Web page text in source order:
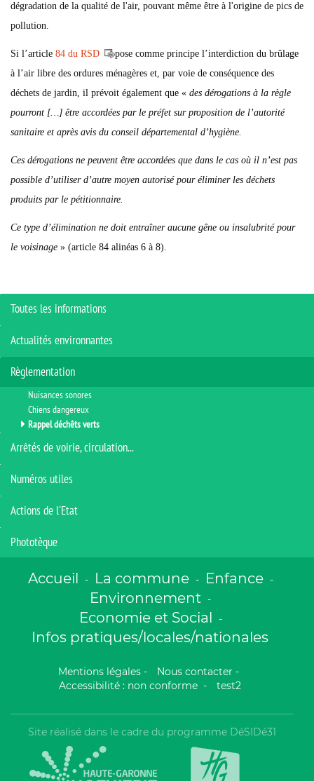
dégradation de la qualité de l'air, pouvant même être à l'origine de pics de
pollution.
Si l’article 84 du RSD
pose comme principe l’interdiction du brûlage
à l’air libre des ordures ménagères et, par voie de conséquence des
déchets de jardin, il prévoit également que « des dérogations à la règle
pourront […] être accordées par le préfet sur proposition de l’autorité
sanitaire et après avis du conseil départemental d’hygiène.
Ces dérogations ne peuvent être accordées que dans le cas où il n’est pas
possible d’utiliser d’autre moyen autorisé pour éliminer les déchets
produits par le pétitionnaire.
Ce type d’élimination ne doit entraîner aucune gêne ou insalubrité pour
le voisinage » (article 84 alinéas 6 à 8).
Toutes les informations
Actualités environnantes
Règlementation
Nuisances sonores
Chiens dangereux
Rappel déchêts verts
Arrêtés de voirie, circulation...
Numéros utiles
Actions de l'Etat
Phototèque
Accueil - La commune - Enfance -
Environnement -
Economie et Social -
Infos pratiques/locales/nationales
Mentions légales - Nous contacter -
Accessibilité : non conforme - test2
Site réalisé dans le cadre du programme DéSIDé31